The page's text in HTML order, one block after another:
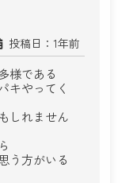
投稿日：1年前
様である
キやってく
しれません
う方がいる